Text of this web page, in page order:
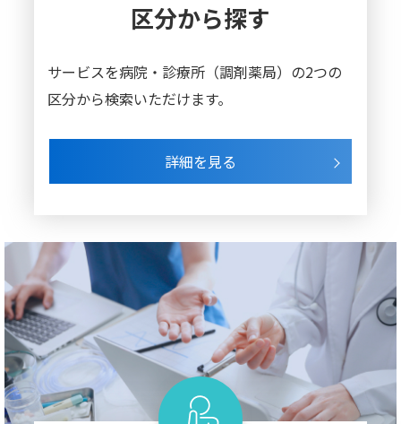
区分から探す
サービスを病院・診療所（調剤薬局）の2つの
区分から検索いただけます。
詳細を見る